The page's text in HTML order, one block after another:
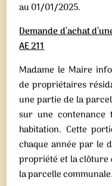
au 01/01/2025.
Demande d’achat
AE 211
Madame le Maire
de propriétaires
une partie de la
sur une contenance
habitation. Cette
chaque année par le
propriété et la clôture
la parcelle communale.